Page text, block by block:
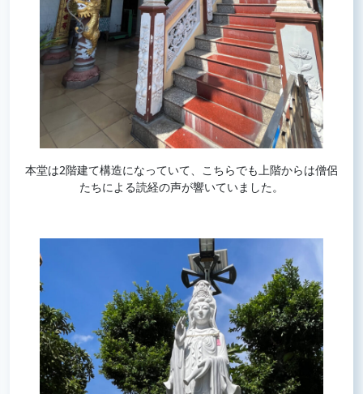
本堂は2階建て構造になっていて、こちらでも上階からは僧侶
たちによる読経の声が響いていました。